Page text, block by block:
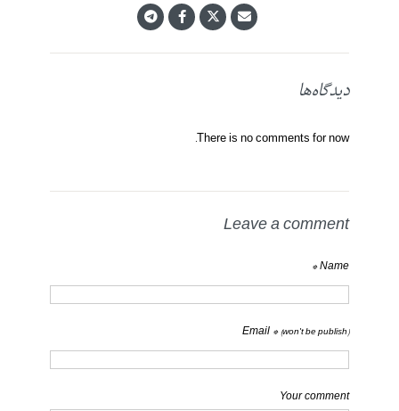
دیدگاه‌ها
There is no comments for now.
Leave a comment
Name *
Email * (won't be publish)
Your comment